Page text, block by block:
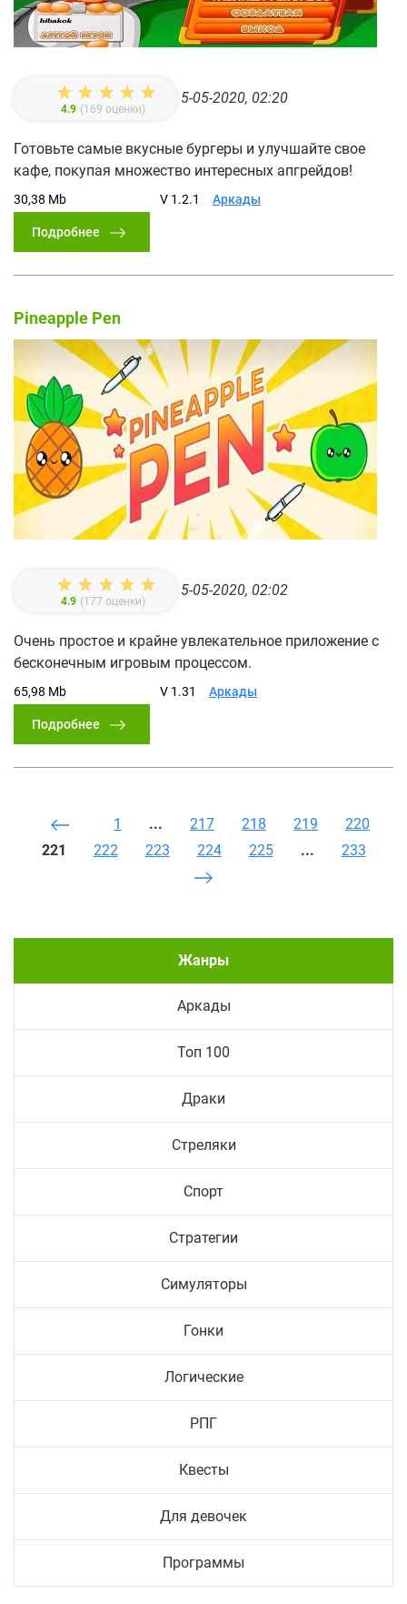
4.9 (169 оценки)
5-05-2020, 02:20
Готовьте самые вкусные бургеры и улучшайте свое
кафе, покупая множество интересных апгрейдов!
30,38 Mb V 1.2.1 Аркады
Подробнее
Pineapple Pen
4.9 (177 оценки)
5-05-2020, 02:02
Очень простое и крайне увлекательное приложение с
бесконечным игровым процессом.
65,98 Mb V 1.31 Аркады
Подробнее
1 ... 217 218 219
220
221
222 223 224 225 ... 233
Жанры
Аркады
Топ 100
Драки
Стреляки
Спорт
Стратегии
Симуляторы
Гонки
Логические
РПГ
Квесты
Для девочек
Программы